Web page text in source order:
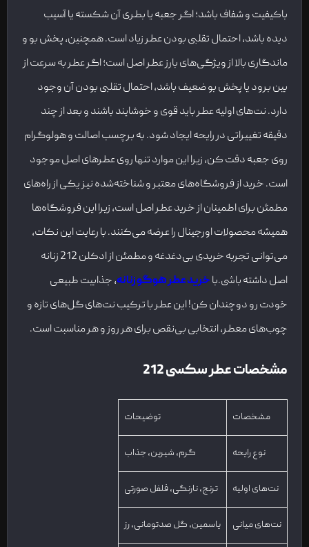
باکیفیت و شفاف باشد؛ اگر جعبه یا بطری آن شکسته یا آسیب
دیده باشد، احتمال تقلبی بودن عطر زیاد است. همچنین، پخش بو و
ماندگاری بالا از ویژگی‌های بارز عطر اصل است؛ اگر عطر به سرعت از
بین برود یا پخش بو ضعیف باشد، احتمال تقلبی بودن آن وجود
دارد. نت‌های اولیه عطر باید قوی و خوشایند باشند و بعد از چند
دقیقه تغییراتی در رایحه ایجاد شود. به برچسب اصالت و هولوگرام
روی جعبه دقت کن، زیرا این موارد تنها روی عطرهای اصل موجود
است. خرید از فروشگاه‌های معتبر و شناخته‌شده نیز یکی از راه‌های
مطمئن برای اطمینان از خرید عطر اصل است، زیرا این فروشگاه‌ها
همیشه محصولات اورجینال را عرضه می‌کنند. با رعایت این نکات،
می‌توانی تجربه خریدی بی‌دغدغه و مطمئن از ادکلن 212 زنانه
اصل داشته باشی.باخرید عطر هوگو زنانه، جذابیت طبیعی
خودت رو دوچندان کن! این عطر با ترکیب نت‌های گل‌های تازه و
چوب‌های معطر، انتخابی بی‌نقص برای هر روز و هر مناسبت است.
مشخصات عطر سکسی 212
مشخصات توضیحات
نوع رایحه گرم، شیرین، جذاب
نت‌های اولیه ترنج، نارنگی، فلفل صورتی
نت‌های میانی یاسمین، گل صدتومانی، رز